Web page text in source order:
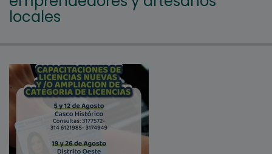
locales